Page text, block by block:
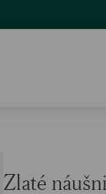
Zlaté